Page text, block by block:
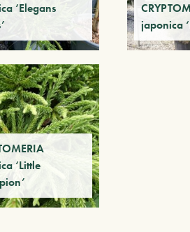
‘Elegans
japonica
‘Little